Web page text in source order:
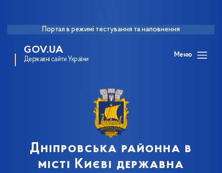
Портал в режимі тестування та наповнення
GOV.UA
Державні сайти України
Меню
Дніпровська районна в
місті Києві державна